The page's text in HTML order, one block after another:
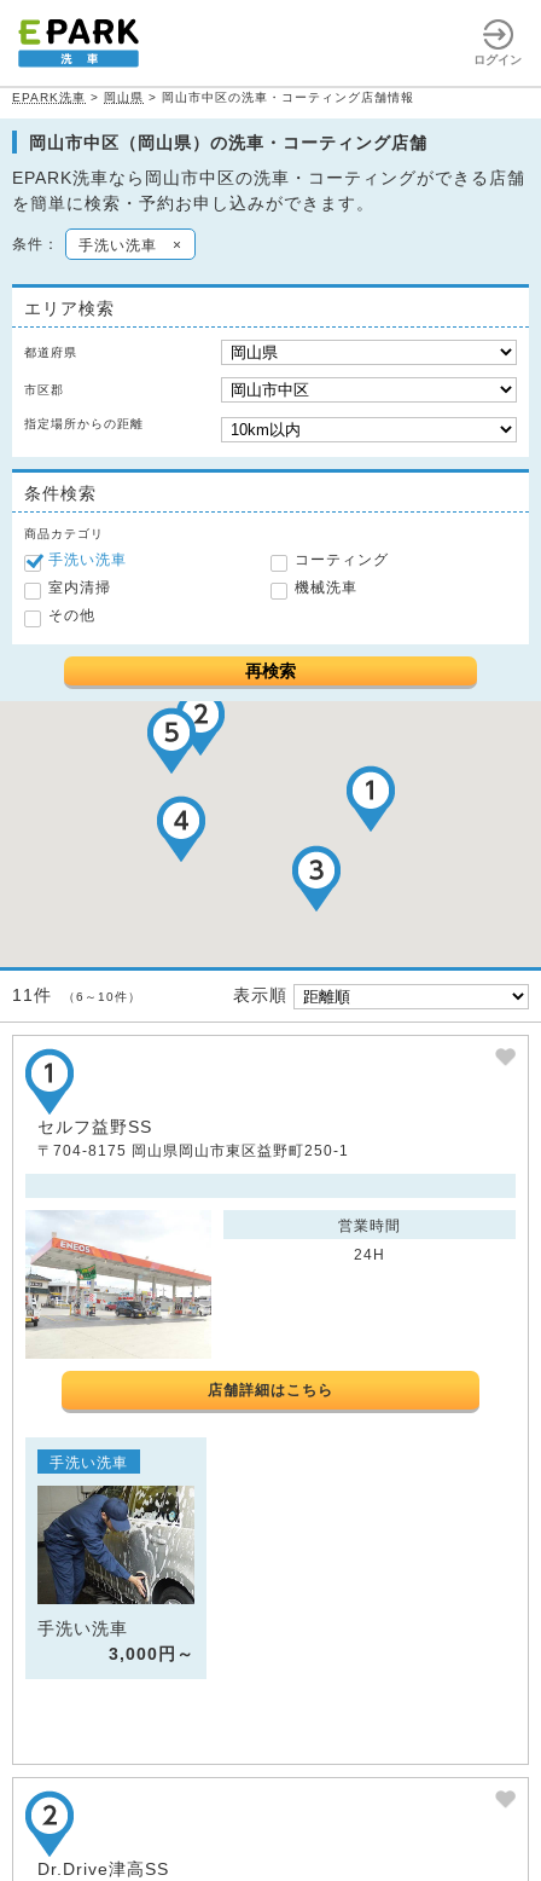
ログイン
EPARK洗車 > 岡山県 > 岡山市中区の洗車・コーティング店舗情報
岡山市中区（岡山県）の洗車・コーティング店舗
EPARK洗車なら岡山市中区の洗車・コーティングができる店舗
を簡単に検索・予約お申し込みができます。
条件： 手洗い洗車 ×
エリア検索
都道府県
市区郡
指定場所からの距離
条件検索
商品カテゴリ
手洗い洗車
コーティング
室内清掃
機械洗車
その他
再検索
11件 （6～10件） 表示順
セルフ益野SS
〒704-8175 岡山県岡山市東区益野町250-1
営業時間
24H
店舗詳細はこちら
手洗い洗車
手洗い洗車
3,000円～
Dr.Drive津高SS